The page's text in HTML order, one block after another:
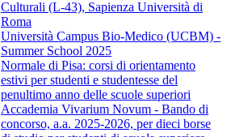
Culturali (L-43), Sapienza Università di
Roma
Università Campus Bio-Medico (UCBM) -
Summer School 2025
Normale di Pisa: corsi di orientamento
estivi per studenti e studentesse del
penultimo anno delle scuole superiori
Accademia Vivarium Novum - Bando di
concorso, a.a. 2025-2026, per dieci borse